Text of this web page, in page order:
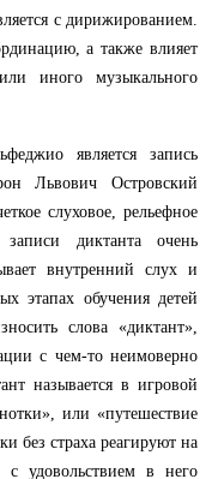
с дирижированием.
а также влияет
иного музыкального
является запись
Львович Островский
слуховое, рельефное
записи диктанта очень
внутренний слух и
этапах обучения детей
слова «диктант»,
с чем-то неимоверно
называется в игровой
или «путешествие
без страха реагируют на
удовольствием в него